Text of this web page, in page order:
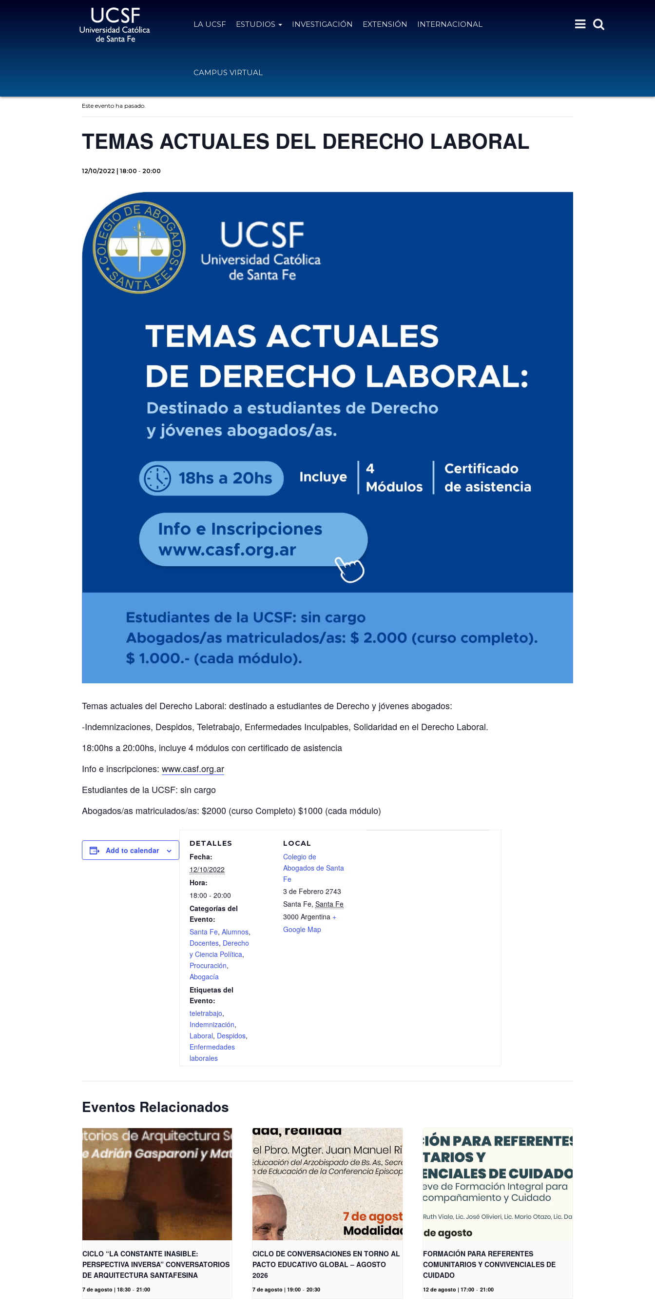
LA UCSF ESTUDIOS INVESTIGACIÓN EXTENSIÓN INTERNACIONAL
CAMPUS VIRTUAL
Este evento ha pasado.
TEMAS ACTUALES DEL DERECHO LABORAL
12/10/2022 | 18:00 - 20:00
Temas actuales del Derecho Laboral: destinado a estudiantes de Derecho y jóvenes abogados:
-Indemnizaciones, Despidos, Teletrabajo, Enfermedades Inculpables, Solidaridad en el Derecho Laboral.
18:00hs a 20:00hs, incluye 4 módulos con certificado de asistencia
Info e inscripciones: www.casf.org.ar
Estudiantes de la UCSF: sin cargo
Abogados/as matriculados/as: $2000 (curso Completo) $1000 (cada módulo)
Add to calendar
DETALLES
Fecha:
12/10/2022
Hora:
18:00 - 20:00
Categorías del
Evento:
Santa Fe, Alumnos,
Docentes, Derecho
y Ciencia Política,
Procuración,
Abogacía
Etiquetas del
Evento:
teletrabajo,
Indemnización,
Laboral, Despidos,
Enfermedades
laborales
LOCAL
Colegio de
Abogados de Santa
Fe
3 de Febrero 2743
Santa Fe, Santa Fe
3000 Argentina +
Google Map
Eventos Relacionados
CICLO “LA CONSTANTE INASIBLE:
PERSPECTIVA INVERSA” CONVERSATORIOS
DE ARQUITECTURA SANTAFESINA
7 de agosto | 18:30 - 21:00
CICLO DE CONVERSACIONES EN TORNO AL
PACTO EDUCATIVO GLOBAL – AGOSTO
2026
7 de agosto | 19:00 - 20:30
FORMACIÓN PARA REFERENTES
COMUNITARIOS Y CONVIVENCIALES DE
CUIDADO
12 de agosto | 17:00 - 21:00